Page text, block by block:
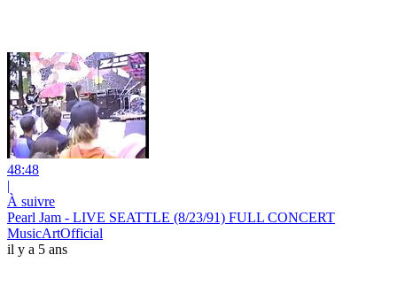
48:48
|
À suivre
Pearl Jam - LIVE SEATTLE (8/23/91) FULL CONCERT
MusicArtOfficial
il y a 5 ans